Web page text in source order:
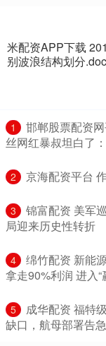
米配资APP下载
别波浪结构划分
1
邯郸股票配资
丝网红暴叔坦白了
2 京海配资平台
3
锦富配资 美军
局迎来历史性转折
4
绵竹配资 新能
拿走90%利润 进入“
5
成华配资 福特
缺口，航母部署告急